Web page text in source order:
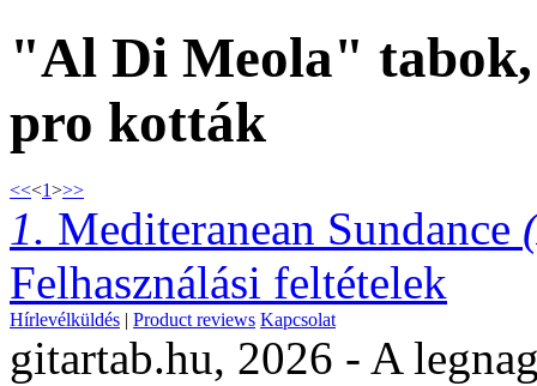
"Al Di Meola" tabok,
pro kották
<<<1>>>
1. Mediteranean Sundance
Felhasználási feltételek
Hírlevélküldés | Product reviews Kapcsolat
gitartab.hu, 2026 - A